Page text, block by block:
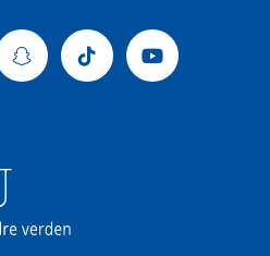
SnapchatTiktok Youtube